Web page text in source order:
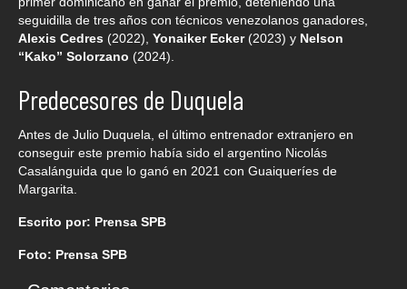
seguidilla de tres años con técnicos venezolanos ganadores,
Alexis Cedres (2022), Yonaiker Ecker (2023) y Nelson
“Kako” Solorzano (2024).
Predecesores de Duquela
Antes de Julio Duquela, el último entrenador extranjero en
conseguir este premio había sido el argentino Nicolás
Casalánguida que lo ganó en 2021 con Guaiqueríes de
Margarita.
Escrito por: Prensa SPB
Foto: Prensa SPB